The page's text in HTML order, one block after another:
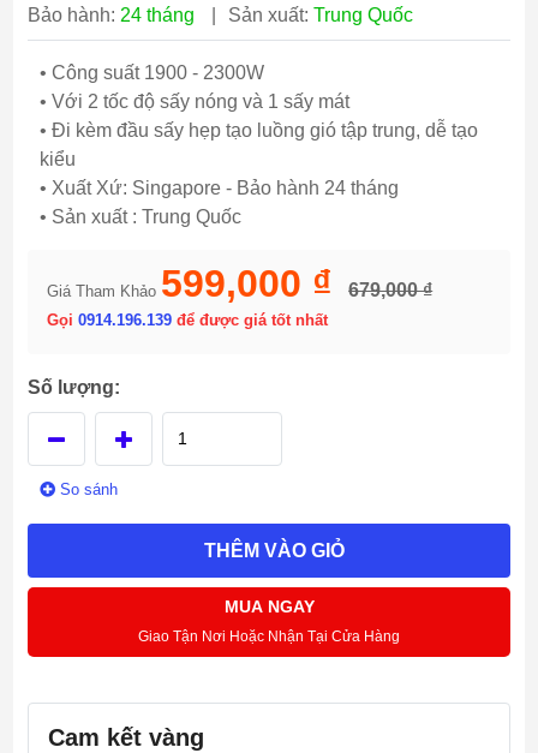
Bảo hành: 24 tháng Sản xuất:Trung Quốc
• Công suất 1900 - 2300W
• Với 2 tốc độ sấy nóng và 1 sấy mát
• Đi kèm đầu sấy hẹp tạo luồng gió tập trung, dễ tạo
kiểu
• Xuất Xứ: Singapore - Bảo hành 24 tháng
• Sản xuất : Trung Quốc
Giá Tham Khảo 599,000 ₫ 679,000 ₫
Gọi0914.196.139để được giá tốt nhất
Số lượng:
So sánh
THÊM VÀO GIỎ
MUA NGAY
Giao Tận Nơi Hoặc Nhận Tại Cửa Hàng
Cam kết vàng